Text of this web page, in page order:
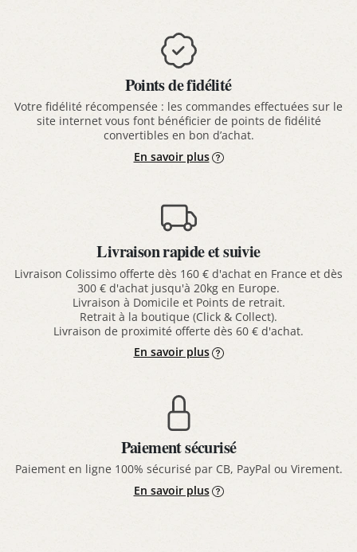
Points de fidélité
Votre fidélité récompensée : les commandes effectuées sur le
site internet vous font bénéficier de points de fidélité
convertibles en bon d’achat.
En savoir plus
Livraison rapide et suivie
Livraison Colissimo offerte dès 160 € d'achat en France et dès
300 € d'achat jusqu'à 20kg en Europe.
Livraison à Domicile et Points de retrait.
Retrait à la boutique (Click & Collect).
Livraison de proximité offerte dès 60 € d'achat.
En savoir plus
Paiement sécurisé
Paiement en ligne 100% sécurisé par CB, PayPal ou Virement.
En savoir plus